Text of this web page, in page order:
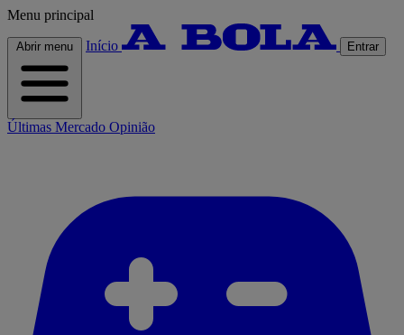
Menu principal
Abrir menu Início Entrar
Últimas Mercado Opinião